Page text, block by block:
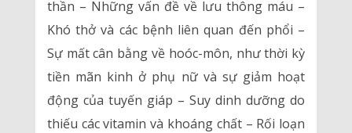
thần – Những vấn đề về lưu thông máu –
Khó thở và các bệnh liên quan đến phổi –
Sự mất cân bằng về hoóc-môn, như thời kỳ
tiền mãn kinh ở phụ nữ và sự giảm hoạt
động của tuyến giáp – Suy dinh dưỡng do
thiếu các vitamin và khoáng chất – Rối loạn